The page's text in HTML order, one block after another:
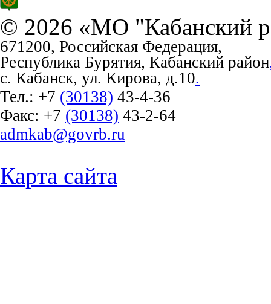
© 2026 «МО "Кабанский
671200, Российская Федерация,
Республика Бурятия, Кабанский район
с. Кабанск, ул. Кирова, д.10.
Тел.: +7 (30138) 43-4-36
Факс: +7 (30138) 43-2-64
admkab@govrb.ru
Карта сайта